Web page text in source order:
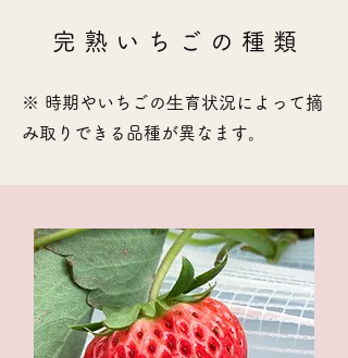
完 熟 い ち ご の 種 類
※ 時期やいちごの⽣育状況によって摘
み取りできる品種が異なます。